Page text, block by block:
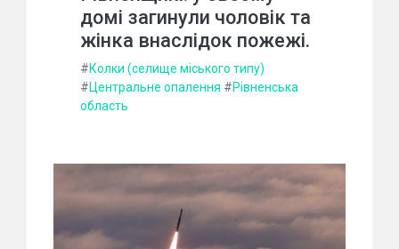
домі загинули чоловік та
жінка внаслідок пожежі.
#Колки (селище міського типу)
#Центральне опалення #Рівненська
область